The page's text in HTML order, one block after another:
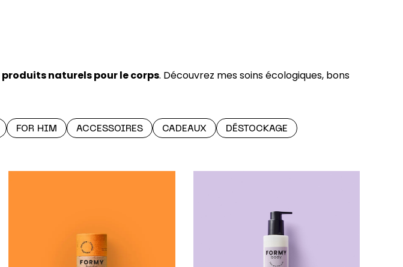
produits naturels pour le corps. Découvrez mes soins écologiques, bons
FOR HIM ACCESSOIRES CADEAUX DÉSTOCKAGE